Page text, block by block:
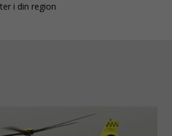
i din region